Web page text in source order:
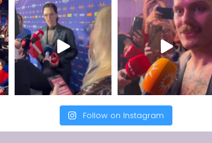
Follow on Instagram